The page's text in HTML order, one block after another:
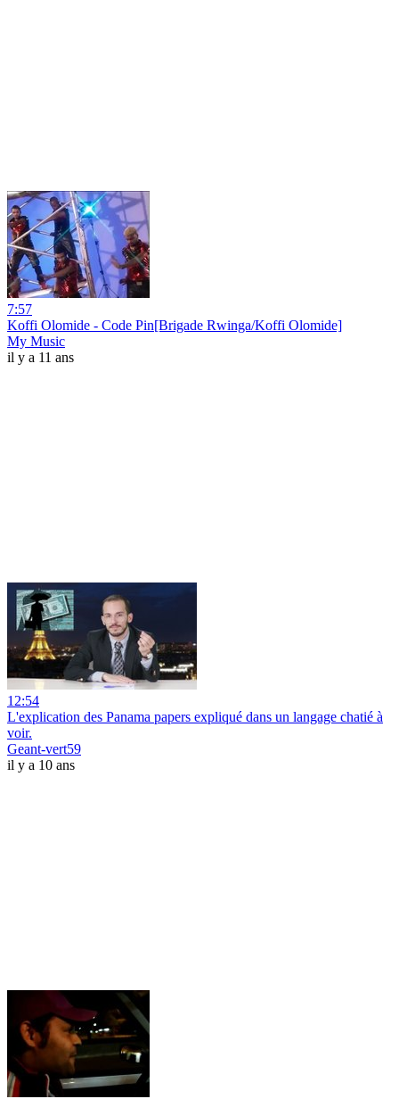
7:57
Koffi Olomide - Code Pin[Brigade Rwinga/Koffi Olomide]
My Music
il y a 11 ans
12:54
L'explication des Panama papers expliqué dans un langage chatié à
voir.
Geant-vert59
il y a 10 ans